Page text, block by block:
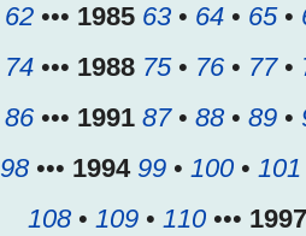
62••• 1985 63• 64• 65•
74••• 1988 75• 76• 77•
86••• 1991 87• 88• 89•
98••• 1994 99• 100• 101
108• 109• 110••• 1997